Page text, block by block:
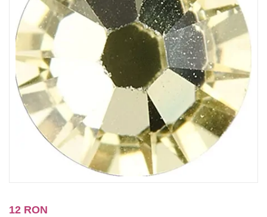
12 RON